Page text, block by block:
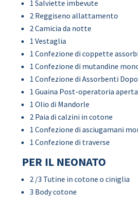
1 Salviette imbevute
2 Reggiseno allattamento
2 Camicia da notte
1 Vestaglia
1 Confezione di coppette
1 Confezione di mutandine
1 Confezione di Assorbenti
1 Guaina Post-operatoria
1 Olio di Mandorle
2 Paia di calzini in cotone
1 Confezione di asciugamani
1 Confezione di traverse
PER IL NEONATO
2 /3 Tutine in cotone o ciniglia
3 Body cotone